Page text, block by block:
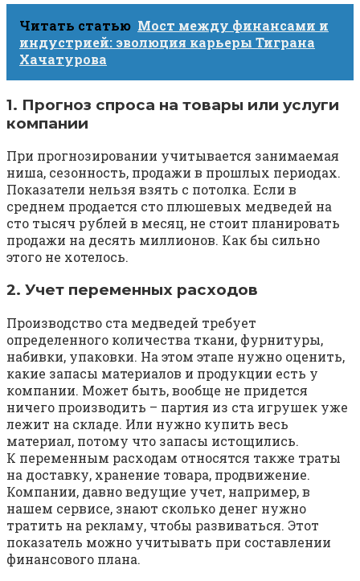
Читать статью Мост между финансами и
индустрией: эволюция карьеры Тиграна
Хачатурова
1. Прогноз спроса на товары или услуги
компании
При прогнозировании учитывается занимаемая
ниша, сезонность, продажи в прошлых периодах.
Показатели нельзя взять с потолка. Если в
среднем продается сто плюшевых медведей на
сто тысяч рублей в месяц, не стоит планировать
продажи на десять миллионов. Как бы сильно
этого не хотелось.
2. Учет переменных расходов
Производство ста медведей требует
определенного количества ткани, фурнитуры,
набивки, упаковки. На этом этапе нужно оценить,
какие запасы материалов и продукции есть у
компании. Может быть, вообще не придется
ничего производить – партия из ста игрушек уже
лежит на складе. Или нужно купить весь
материал, потому что запасы истощились.
К переменным расходам относятся также траты
на доставку, хранение товара, продвижение.
Компании, давно ведущие учет, например, в
нашем сервисе, знают сколько денег нужно
тратить на рекламу, чтобы развиваться. Этот
показатель можно учитывать при составлении
финансового плана.